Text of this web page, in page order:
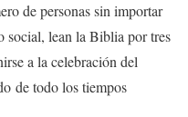
de personas sin importar
social, lean la Biblia por tres
a la celebración del
de todo los tiempos